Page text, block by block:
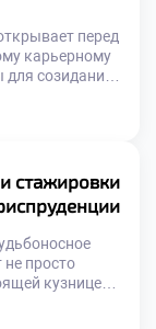
перед
карьерному
созидания
по сути,
поэтому
выступает
[…]
стажировки
просто
кузницей
сознание